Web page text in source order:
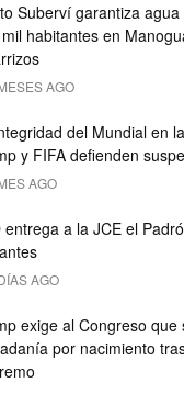
Suberví garantiza
habitantes en
AGO
del Mundial en
y FIFA defienden
AGO
entrega a la JCE el
AGO
exige al Congreso que
por nacimiento